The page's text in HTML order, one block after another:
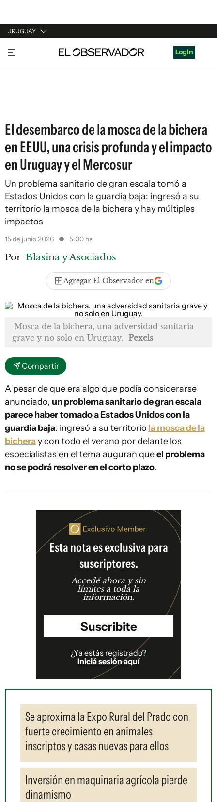
URUGUAY
URUGUAY
ARGENTINA
Login
El desembarco de la mosca de la bichera
en EEUU, una crisis profunda y el impacto
en Uruguay y el Mercosur
Un problema sanitario de gran escala tomó a
Estados Unidos con la guardia baja: ingresó a su
territorio la mosca de la bichera y hay múltiples
impactos
15 de junio 2026 5:00 hs
Por Blasina y Asociados
Agregar El Observador en
Mosca de la bichera, una adversidad sanitaria
grave y no solo en Uruguay. Pexels
Compartir
A pesar de que era algo que podía considerarse
anunciado, un problema sanitario de gran escala
parece haber tomado a Estados Unidos con la
guardia baja: ingresó a su territorio la mosca de la
bicheray con todo el verano por delante los
especialistas en el tema auguran queel problema
no se podrá resolver en el corto plazo.
Esta nota es exclusiva para
suscriptores.
Accedé ahora y sin
límites a toda la
información.
Suscribite
¿Ya estás registrado?
Iniciá sesión aquí
Se aproxima la Expo Rural del Prado con
fuerte crecimiento en animales
inscriptos y casas nuevas para ellos
Inversión en maquinaria agrícola pierde
dinamismo